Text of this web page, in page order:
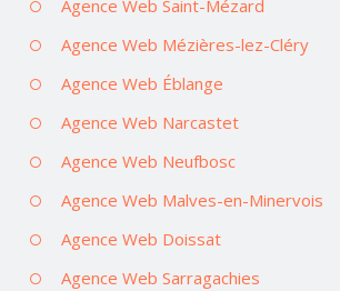
Agence Web Saint-Mézard
Agence Web Mézières-lez-Cléry
Agence Web Éblange
Agence Web Narcastet
Agence Web Neufbosc
Agence Web Malves-en-Minervois
Agence Web Doissat
Agence Web Sarragachies